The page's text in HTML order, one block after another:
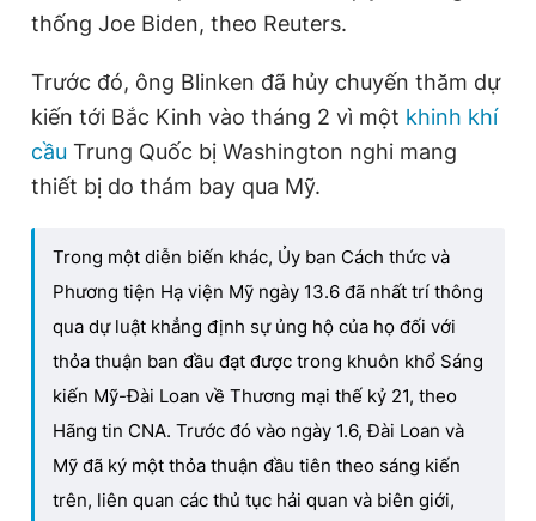
e
thống Joe Biden, theo Reuters.
Trước đó, ông Blinken đã hủy chuyến thăm dự
kiến tới Bắc Kinh vào tháng 2 vì một khinh khí
cầu Trung Quốc bị Washington nghi mang
thiết bị do thám bay qua Mỹ.
Trong một diễn biến khác, Ủy ban Cách thức và
Phương tiện Hạ viện Mỹ ngày 13.6 đã nhất trí thông
qua dự luật khẳng định sự ủng hộ của họ đối với
thỏa thuận ban đầu đạt được trong khuôn khổ Sáng
kiến Mỹ-Đài Loan về Thương mại thế kỷ 21, theo
Hãng tin CNA. Trước đó vào ngày 1.6, Đài Loan và
Mỹ đã ký một thỏa thuận đầu tiên theo sáng kiến
trên, liên quan các thủ tục hải quan và biên giới,